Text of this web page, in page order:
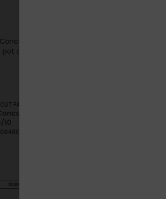
FAIRE
Porphyre Bleu
10
DISPONIBILITÉ SELON MAGASIN